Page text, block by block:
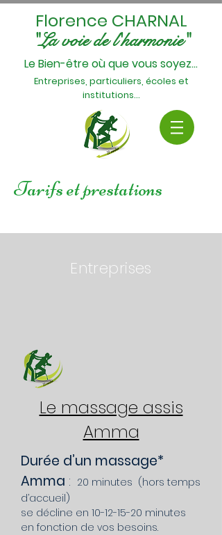
Florence CHARNAL
"La voie de l'harmonie"
Le Bien-être où que vous soyez...
Entreprises, particuliers, écoles et
institutions...
Tarifs et prestations
Entreprises
Le massage assis
Amma
Durée d’un massage*
Amma : 20 minutes (hors temps
d’accueil)
se décline en 10-12-15-20 minutes
en fonction de vos besoins.